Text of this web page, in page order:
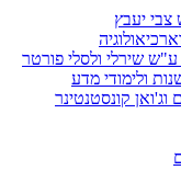
יעבץ
שירלי ולסלי פורטר
ולימודי מדע
קונסטנטינר